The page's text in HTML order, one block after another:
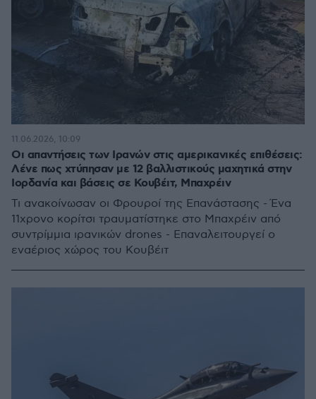
Οι απαντήσεις των Ιρανών στις αμερικανικές επιθέσεις:
Λένε πως χτύπησαν με 12 βαλλιστικούς μαχητικά στην
Ιορδανία και βάσεις σε Κουβέιτ, Μπαχρέιν
Τι ανακοίνωσαν οι Φρουροί της Επανάστασης - Ένα
11χρονο κορίτσι τραυματίστηκε στο Μπαχρέιν από
συντρίμμια ιρανικών drones - Επαναλειτουργεί ο
εναέριος χώρος του Κουβέιτ
11.06.2026, 10:09